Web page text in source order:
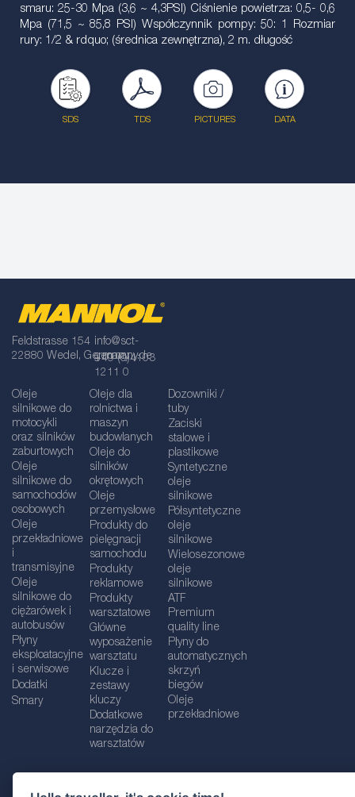
smaru: 25-30 Mpa (3,6 ~ 4,3PSI) Ciśnienie powietrza: 0,5- 0,6
Mpa (71,5 ~ 85,8 PSI) Współczynnik pompy: 50: 1 Rozmiar
rury: 1/2 & rdquo; (średnica zewnętrzna), 2 m. długość
SDS TDS PICTURES DATA
Feldstrasse 154
22880 Wedel, Germany
info@sct-
germany.de
+49 (0)4103
1211 0
Oleje
silnikowe do
motocykli
oraz silników
zaburtowych
Oleje
silnikowe do
samochodów
osobowych
Oleje
przekładniowe
i
transmisyjne
Oleje
silnikowe do
ciężarówek i
autobusów
Płyny
eksploatacyjne
i serwisowe
Dodatki
Smary
Oleje dla
rolnictwa i
maszyn
budowlanych
Oleje do
silników
okrętowych
Oleje
przemysłowe
Produkty do
pielęgnacji
samochodu
Produkty
reklamowe
Produkty
warsztatowe
Główne
wyposażenie
warsztatu
Klucze i
zestawy
kluczy
Dodatkowe
narzędzia do
warsztatów
Dozowniki /
tuby
Zaciski
stalowe i
plastikowe
Syntetyczne
oleje
silnikowe
Półsyntetyczne
oleje
silnikowe
Wielosezonowe
oleje
silnikowe
ATF
Premium
quality line
Płyny do
automatycznych
skrzyń
biegów
Oleje
przekładniowe